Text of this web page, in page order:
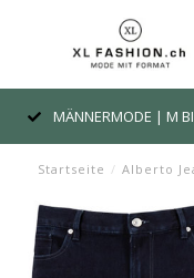
MÄNNERMODE | M
Startseite / Alberto